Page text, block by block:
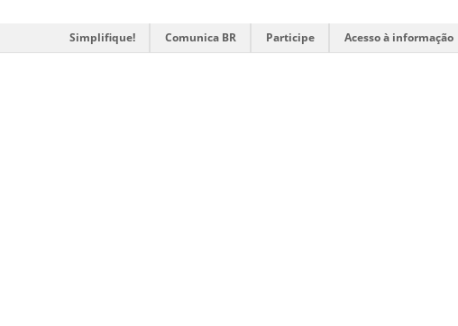
Simplifique! Comunica BR Participe Acesso à informação